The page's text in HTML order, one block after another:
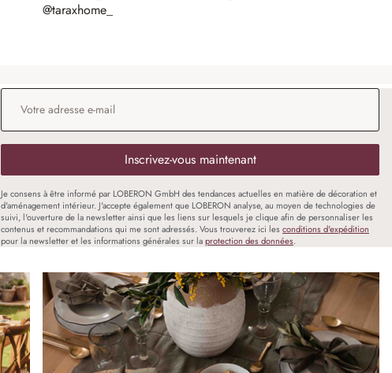
@taraxhome_
Adresse e-mail*
Inscrivez-vous maintenant
Je consens à être informé par LOBERON GmbH des tendances actuelles en matière de décoration et
d'aménagement intérieur. J'accepte également que LOBERON analyse, au moyen de technologies de
suivi, l'ouverture de la newsletter ainsi que les liens sur lesquels je clique afin de personnaliser les
contenus et recommandations qui me sont adressés. Vous trouverez ici les conditions d'expédition
pour la newsletter et les informations générales sur laprotection des données.